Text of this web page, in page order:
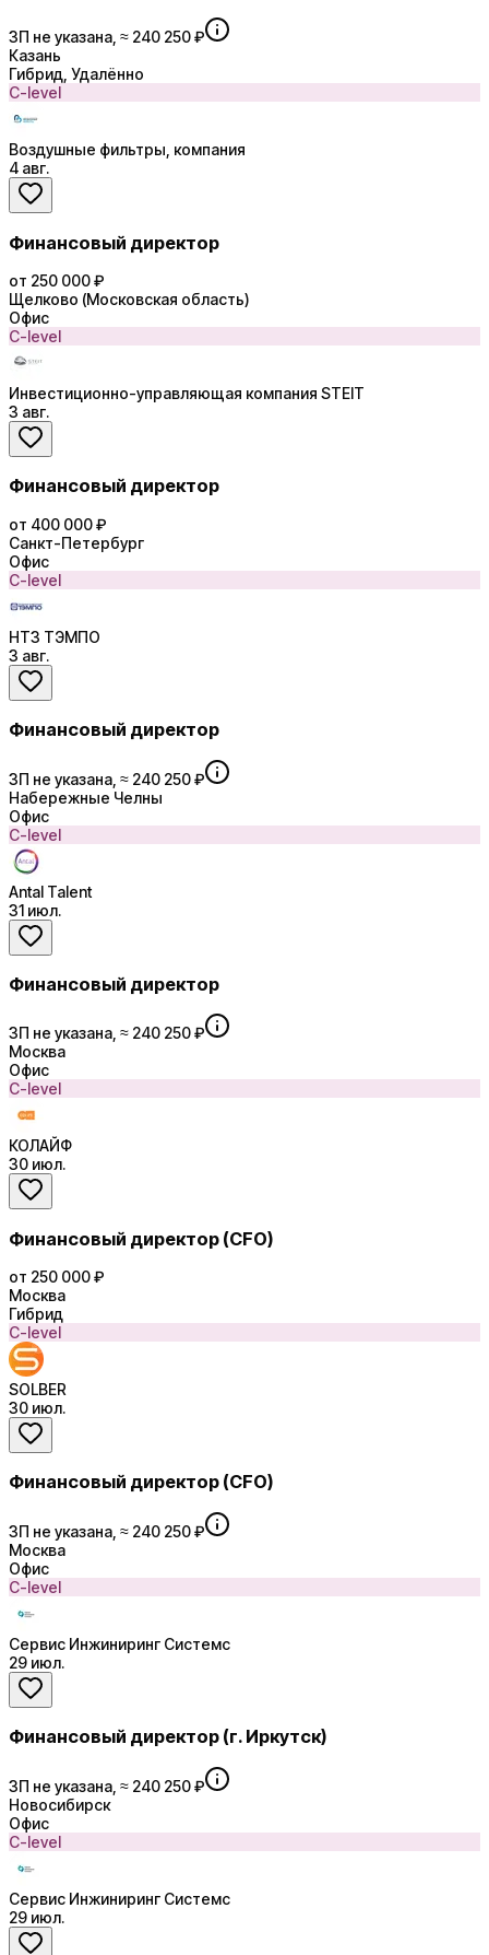
ЗП не указана, ≈ 240 250 ₽
Казань
Гибрид, Удалённо
C-level
Воздушные фильтры, компания
4 авг.
Финансовый директор
от 250 000 ₽
Щелково (Московская область)
Офис
C-level
Инвестиционно-управляющая компания STEIT
3 авг.
Финансовый директор
от 400 000 ₽
Санкт-Петербург
Офис
C-level
НТЗ ТЭМПО
3 авг.
Финансовый директор
ЗП не указана, ≈ 240 250 ₽
Набережные Челны
Офис
C-level
Antal Talent
31 июл.
Финансовый директор
ЗП не указана, ≈ 240 250 ₽
Москва
Офис
C-level
КОЛАЙФ
30 июл.
Финансовый директор (CFO)
от 250 000 ₽
Москва
Гибрид
C-level
SOLBER
30 июл.
Финансовый директор (CFO)
ЗП не указана, ≈ 240 250 ₽
Москва
Офис
C-level
Сервис Инжиниринг Системс
29 июл.
Финансовый директор (г. Иркутск)
ЗП не указана, ≈ 240 250 ₽
Новосибирск
Офис
C-level
Сервис Инжиниринг Системс
29 июл.